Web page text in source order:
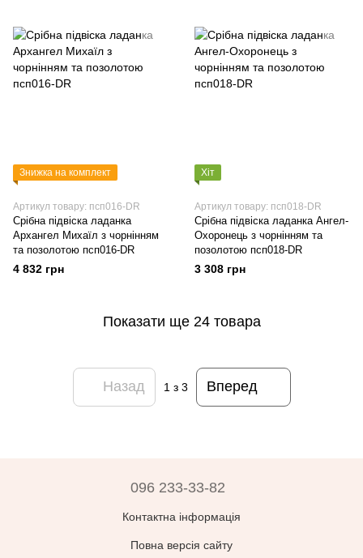
Знижка на комплект
Артикул товару: псп016-DR
Срібна підвіска ладанка
Архангел Михаїл з чорнінням
та позолотою псп016-DR
4 832 грн
Хіт
Артикул товару: псп018-DR
Срібна підвіска ладанка Ангел-
Охоронець з чорнінням та
позолотою псп018-DR
3 308 грн
Показати ще 24 товара
Назад 1 з 3 Вперед
096 233-33-82
Контактна інформація
Повна версія сайту